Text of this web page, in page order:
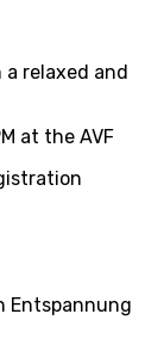
relaxed and
at the AVF
Entspannung